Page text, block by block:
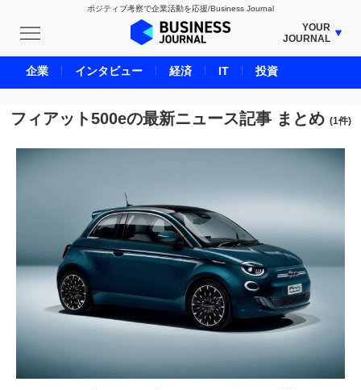
ポジティブ考察で企業活動を応援/Business Journal
YOUR
JOURNAL
BUSINESS JOURNAL
UNICORN JOURNAL
CARBON CREDITS JOURNAL
LIFE ENDING JOURNAL
AI JOURNAL
REAL ESTATE BROKERAGE JOURNAL
SMART MARKETING JOURNAL
BPaaS JOURNAL
ADOPTABLE DOG JOURNAL
フィアット500eの最新ニュース記事 まとめ (1件)
企業 インタビュー 経済 IT 投資